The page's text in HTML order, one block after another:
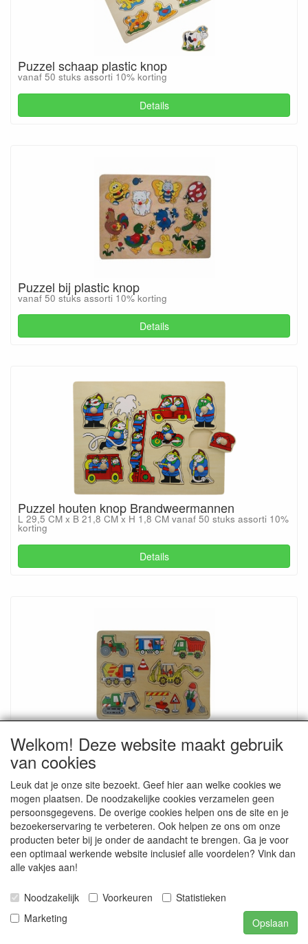
Puzzel schaap plastic knop
vanaf 50 stuks assorti 10% korting
Details
Puzzel bij plastic knop
vanaf 50 stuks assorti 10% korting
Details
Puzzel houten knop Brandweermannen
L 29,5 CM x B 21,8 CM x H 1,8 CM vanaf 50 stuks assorti 10%
korting
Details
Puzzel werk in uitvoering plastic knop
vanaf 50 stuks assorti 10% korting
Welkom! Deze website maakt gebruik
van cookies
Leuk dat je onze site bezoekt. Geef hier aan welke cookies we
mogen plaatsen. De noodzakelijke cookies verzamelen geen
persoonsgegevens. De overige cookies helpen ons de site en je
bezoekerservaring te verbeteren. Ook helpen ze ons om onze
producten beter bij je onder de aandacht te brengen. Ga je voor
een optimaal werkende website inclusief alle voordelen? Vink dan
alle vakjes aan!
Noodzakelijk Voorkeuren
Statistieken
Marketing
Opslaan